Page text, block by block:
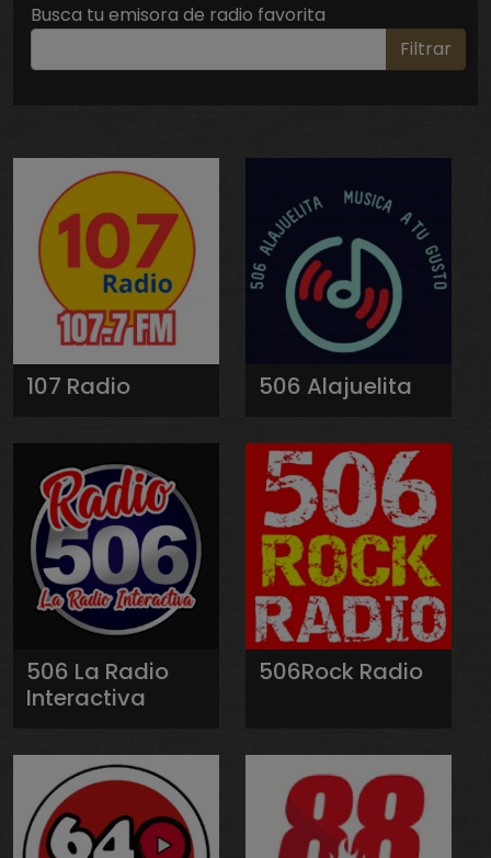
Busca tu emisora de radio favorita
Filtrar
107 Radio 506 Alajuelita
506 La Radio
Interactiva
506Rock Radio